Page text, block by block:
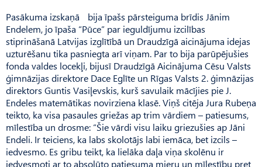
Pasākuma izskaņā bija īpašs pārsteiguma brīdis Jānim
Endelem, jo īpaša “Pūce” par ieguldījumu izcilības
stiprināšanā Latvijas izglītībā un Draudzīgā aicinājuma idejas
uzturēšanu tika pasniegta arī viņam. Par to bija parūpējušies
fonda valdes locekļi, bijusī Draudzīgā Aicinājuma Cēsu Valsts
ģimnāzijas direktore Dace Eglīte un Rīgas Valsts 2. ģimnāzijas
direktors Guntis Vasiļevskis, kurš savulaik mācījies pie J.
Endeles matemātikas novirziena klasē. Viņš citēja Jura Rubeņa
teikto, ka visa pasaules griežas ap trim vārdiem – patiesums,
mīlestība un drosme: “Šie vārdi visu laiku griezušies ap Jāni
Endeli. Ir teiciens, ka labs skolotājs labi iemāca, bet izcils –
iedvesmo. Es gribu teikt, ka lielāka daļa viņa skolēnu ir
iedvesmoti ar to absolūto patiesuma mieru un mīlestību pret